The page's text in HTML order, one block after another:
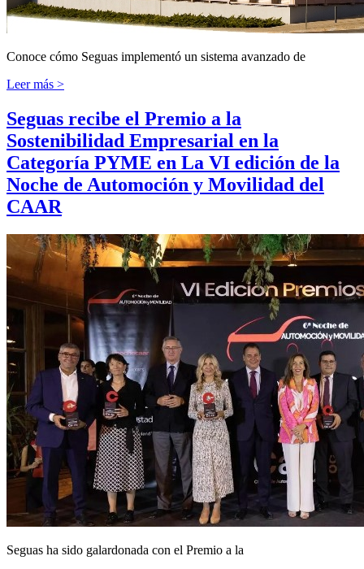
Conoce cómo Seguas implementó un sistema avanzado de
Leer más >
Seguas recibe el Premio a la
Sostenibilidad Empresarial en la
Categoría PYME en La VI edición de la
Noche de Automoción y Movilidad del
CAAR
Seguas ha sido galardonada con el Premio a la